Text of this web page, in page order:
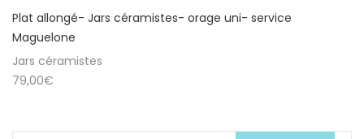
Plat allongé- Jars céramistes- orage uni- service
Maguelone
Jars céramistes
79,00€